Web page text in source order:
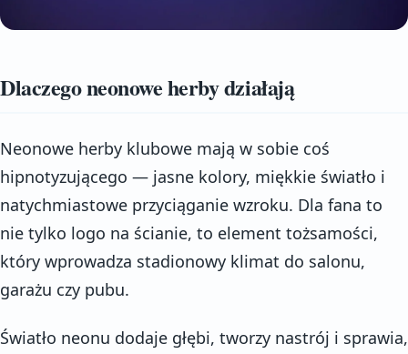
Dlaczego neonowe herby działają
Neonowe herby klubowe mają w sobie coś
hipnotyzującego — jasne kolory, miękkie światło i
natychmiastowe przyciąganie wzroku. Dla fana to
nie tylko logo na ścianie, to element tożsamości,
który wprowadza stadionowy klimat do salonu,
garażu czy pubu.
Światło neonu dodaje głębi, tworzy nastrój i sprawia,